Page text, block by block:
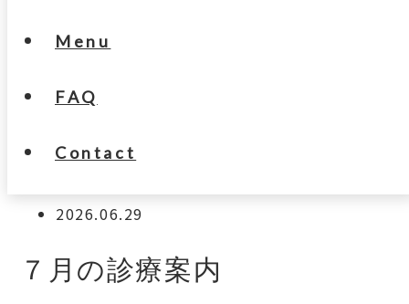
Menu
FAQ
Contact
ホーム
2026.06.29
７月の診療案内